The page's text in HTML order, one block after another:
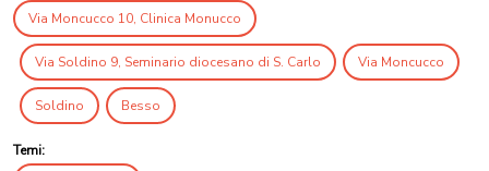
Via Moncucco 10, Clinica Monucco
Via Soldino 9, Seminario diocesano di S. Carlo Via Moncucco
Soldino Besso
Temi: